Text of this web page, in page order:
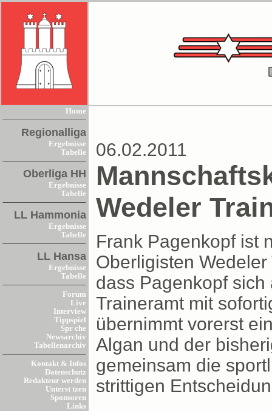
Home
Regionalliga
Ergebnisse
Tabelle
Oberliga HH
Ergebnisse
Tabelle
LL Hammonia
Ergebnisse
Tabelle
LL Hansa
Ergebnisse
Tabelle
Forum
Live
Interview
Tippspiel
Spr che
Newsarchiv
Tabellenarchiv
Kontakt & Infos
Datenschutz
Redakteur werden
Unterst tzen
Sponsoren
Links
06.02.2011
Wedeler
Frank Pagenkopf ist
Oberligisten
dass Pagenkopf
Traineramt mit
übernimmt vorerst
Algan und der
gemeinsam die
strittigen